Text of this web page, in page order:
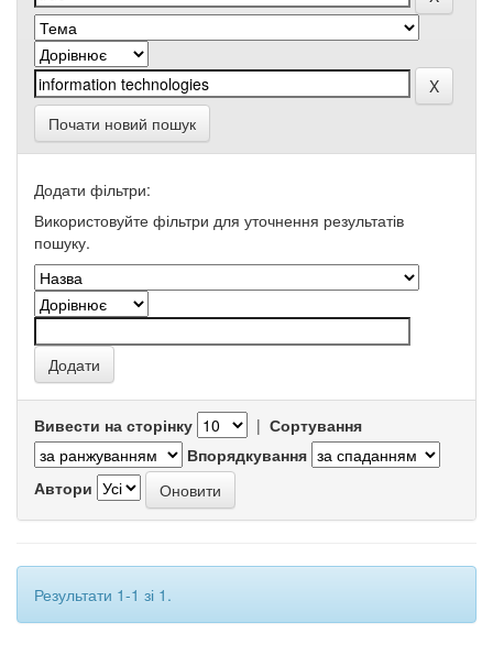
Почати новий пошук
Додати фільтри:
Використовуйте фільтри для уточнення результатів
пошуку.
Вивести на сторінку | Сортування
Впорядкування
Автори
Результати 1-1 зі 1.